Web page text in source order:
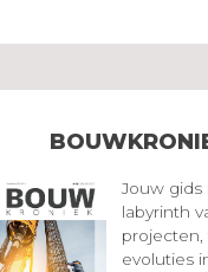
Jouw gids
labyrinth
projecten,
evoluties